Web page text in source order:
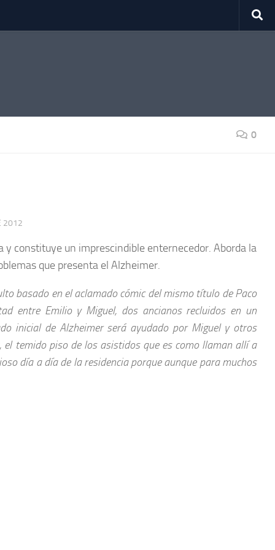
0
2012
y constituye un imprescindible enternecedor. Aborda la
que presenta el Alzheimer.
basado en el aclamado cómic del mismo título de Paco
entre Emilio y Miguel, dos ancianos recluidos en un
inicial de Alzheimer será ayudado por Miguel y otros
temido piso de los asistidos que es como llaman allí a
día a día de la residencia porque aunque para muchos